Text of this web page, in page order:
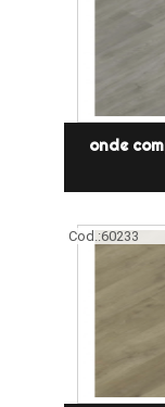
onde
Cod.:60233